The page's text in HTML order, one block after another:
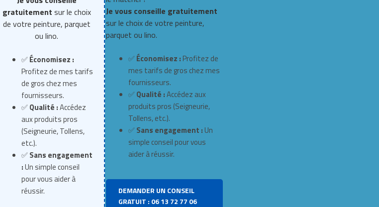
Je vous conseille gratuitement
sur le choix de votre peinture,
parquet ou lino.
✅ Économisez : Profitez de
mes tarifs de gros chez mes
fournisseurs.
✅ Qualité :Accédez aux
produits pros (Seigneurie,
Tollens, etc.).
✅ Sans engagement : Un
simple conseil pour vous
aider à réussir.
DEMANDER UN CONSEIL
GRATUIT : 06 13 72 77 06
gratuitement sur le choix
de votre peinture, parquet
ou lino.
✅Économisez :
Profitez de mes tarifs
de gros chez mes
fournisseurs.
✅Qualité :Accédez
aux produits pros
(Seigneurie, Tollens,
etc.).
✅Sans engagement
:Un simple conseil
pour vous aider à
réussir.